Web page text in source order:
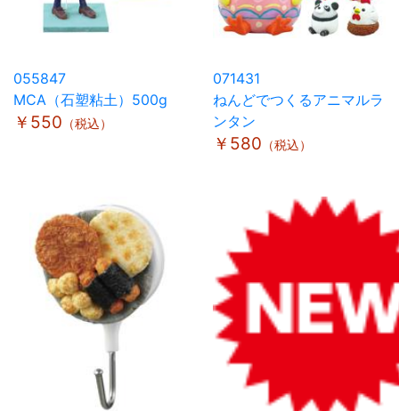
055847
MCA（石塑粘土）500g
￥550 （税込）
071431
ねんどでつくるアニマルラ
ンタン
￥580 （税込）